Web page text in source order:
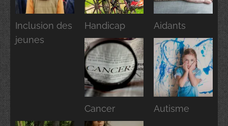
Inclusion des
jeunes
Handicap Aidants
Cancer Autisme